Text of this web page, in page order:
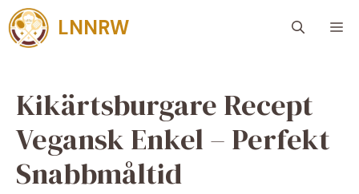
Skip
to
content
LNNRW
Kikärtsburgare Recept
Vegansk Enkel – Perfekt
Snabbmåltid